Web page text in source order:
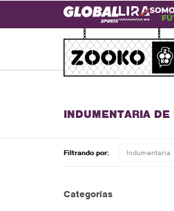
INDUMENTARIA DE
Filtrando por: Indumentaria
Categorías